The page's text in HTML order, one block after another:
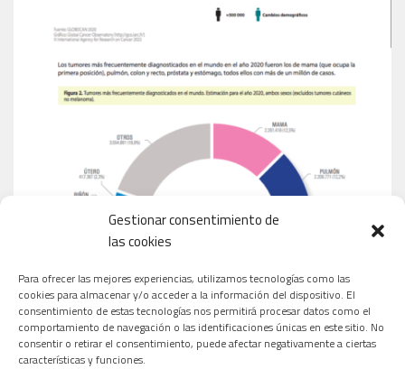
Gestionar consentimiento de
las cookies
Para ofrecer las mejores experiencias, utilizamos tecnologías como las
cookies para almacenar y/o acceder a la información del dispositivo. El
consentimiento de estas tecnologías nos permitirá procesar datos como el
comportamiento de navegación o las identificaciones únicas en este sitio. No
consentir o retirar el consentimiento, puede afectar negativamente a ciertas
características y funciones.